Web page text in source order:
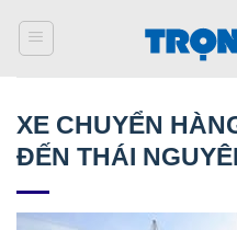
qua
XE CHUYỂN
ĐẾN THÁI